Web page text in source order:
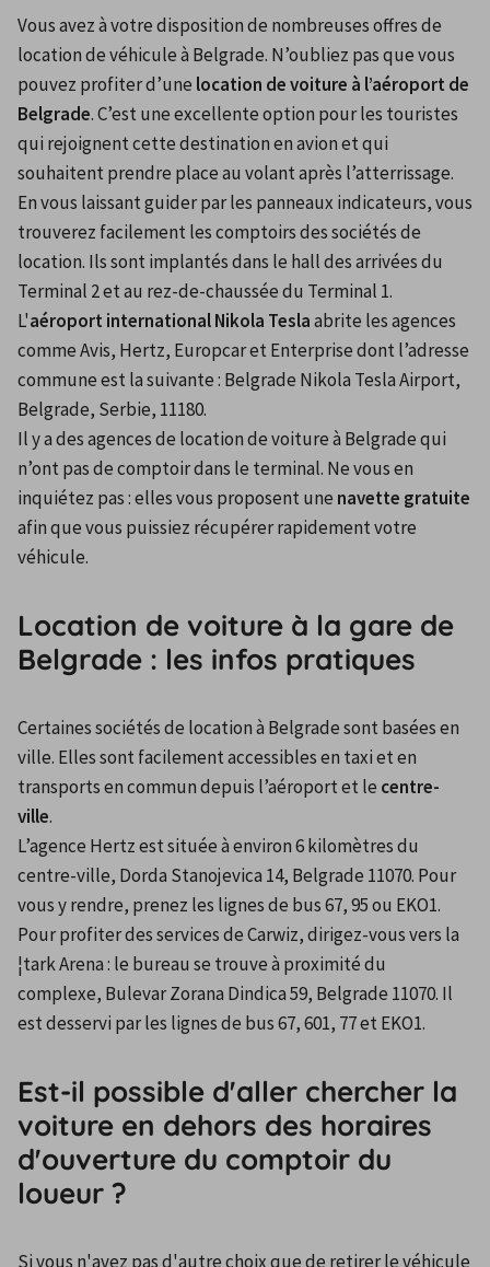
Vous avez à votre disposition de nombreuses offres de
location de véhicule à Belgrade. N’oubliez pas que vous
pouvez profiter d’une location de voiture à l’aéroport de
Belgrade. C’est une excellente option pour les touristes
qui rejoignent cette destination en avion et qui
souhaitent prendre place au volant après l’atterrissage.
En vous laissant guider par les panneaux indicateurs, vous
trouverez facilement les comptoirs des sociétés de
location. Ils sont implantés dans le hall des arrivées du
Terminal 2 et au rez-de-chaussée du Terminal 1.
L'aéroport international Nikola Tesla abrite les agences
comme Avis, Hertz, Europcar et Enterprise dont l’adresse
commune est la suivante : Belgrade Nikola Tesla Airport,
Belgrade, Serbie, 11180.
Il y a des agences de location de voiture à Belgrade qui
n’ont pas de comptoir dans le terminal. Ne vous en
inquiétez pas : elles vous proposent une navette gratuite
afin que vous puissiez récupérer rapidement votre
véhicule.
Location de voiture à la gare de
Belgrade : les infos pratiques
Certaines sociétés de location à Belgrade sont basées en
ville. Elles sont facilement accessibles en taxi et en
transports en commun depuis l’aéroport et le centre-
ville.
L’agence Hertz est située à environ 6 kilomètres du
centre-ville, Dorda Stanojevica 14, Belgrade 11070. Pour
vous y rendre, prenez les lignes de bus 67, 95 ou EKO1.
Pour profiter des services de Carwiz, dirigez-vous vers la
¦tark Arena : le bureau se trouve à proximité du
complexe, Bulevar Zorana Dindica 59, Belgrade 11070. Il
est desservi par les lignes de bus 67, 601, 77 et EKO1.
Est-il possible d'aller chercher la
voiture en dehors des horaires
d'ouverture du comptoir du
loueur ?
Si vous n'avez pas d'autre choix que de retirer le véhicule